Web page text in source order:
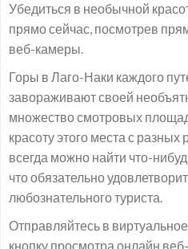
Убедиться в необычной
прямо сейчас, посмотрев
веб-камеры.
Горы в Лаго-Наки каждого
завораживают своей
множество смотровых
красоту этого места с разных
всегда можно найти что-
что обязательно
любознательного туриста.
Отправляйтесь в
кнопку просмотра онлайн